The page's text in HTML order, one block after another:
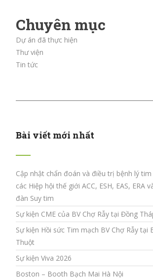
Chuyên mục
Dự án đã thực hiện
Thư viện
Tin tức
Bài viết mới nhất
Cập nhật chẩn đoán và điều trị bệnh lý
các Hiệp hội thế giới ACC, ESH, EAS, ERA
đàn Suy tim
Sự kiện CME của BV Chợ Rẫy tại Đồng
Sự kiện Hồi sức Tim mạch BV Chợ Rẫy tại
Thuột
Sự kiện Viva 2026
Boston – Booth Bạch Mai Hà Nội